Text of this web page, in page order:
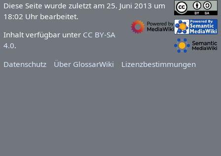
Diese Seite wurde zuletzt am 25. Juni 2013 um
18:02 Uhr bearbeitet.
Inhalt verfügbar unter CC BY-SA
4.0.
Datenschutz
Über GlossarWiki Lizenzbestimmungen